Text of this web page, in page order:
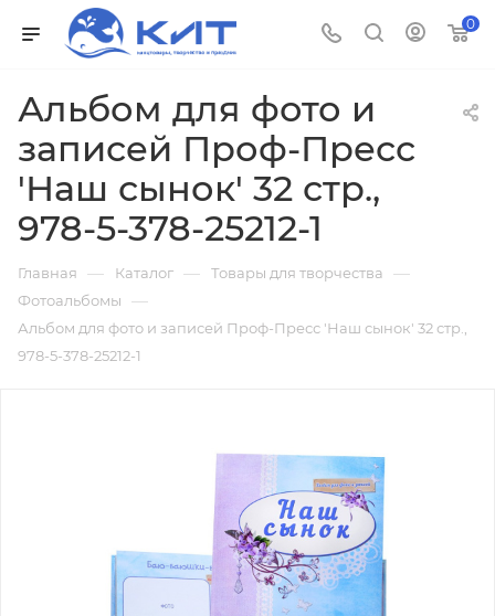
0
Альбом для фото и
записей Проф-Пресс
'Наш сынок' 32 стр.,
978-5-378-25212-1
Главная — Каталог — Товары для творчества —
Фотоальбомы —
Альбом для фото и записей Проф-Пресс 'Наш сынок' 32 стр.,
978-5-378-25212-1